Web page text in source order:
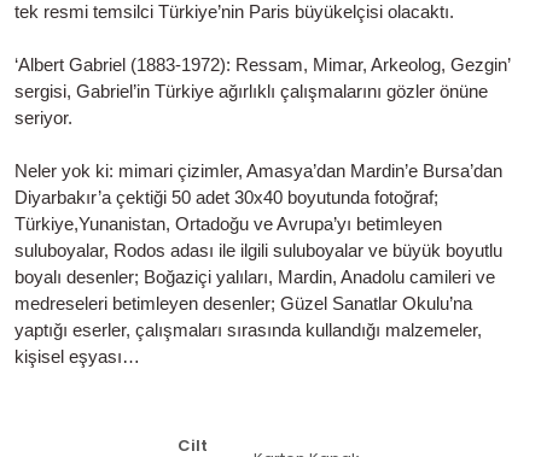
tek resmi temsilci Türkiye’nin Paris büyükelçisi olacaktı.
‘Albert Gabriel (1883-1972): Ressam, Mimar, Arkeolog, Gezgin’
sergisi, Gabriel’in Türkiye ağırlıklı çalışmalarını gözler önüne
seriyor.
Neler yok ki: mimari çizimler, Amasya’dan Mardin’e Bursa’dan
Diyarbakır’a çektiği 50 adet 30x40 boyutunda fotoğraf;
Türkiye,Yunanistan, Ortadoğu ve Avrupa’yı betimleyen
suluboyalar, Rodos adası ile ilgili suluboyalar ve büyük boyutlu
boyalı desenler; Boğaziçi yalıları, Mardin, Anadolu camileri ve
medreseleri betimleyen desenler; Güzel Sanatlar Okulu’na
yaptığı eserler, çalışmaları sırasında kullandığı malzemeler,
kişisel eşyası…
Cilt